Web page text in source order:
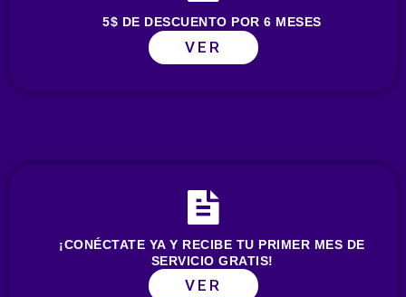
5$ DE DESCUENTO POR 6 MESES
VER
¡CONÉCTATE YA Y RECIBE TU PRIMER MES DE
SERVICIO GRATIS!
VER